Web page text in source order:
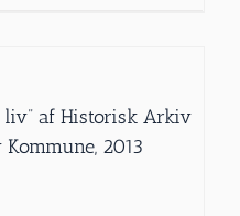
liv” af Historisk Arkiv
2013